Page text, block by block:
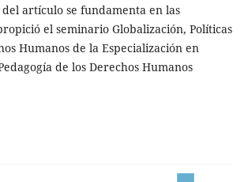
artículo se fundamenta en las
el seminario Globalización, Políticas
Humanos de la Especialización en
de los Derechos Humanos